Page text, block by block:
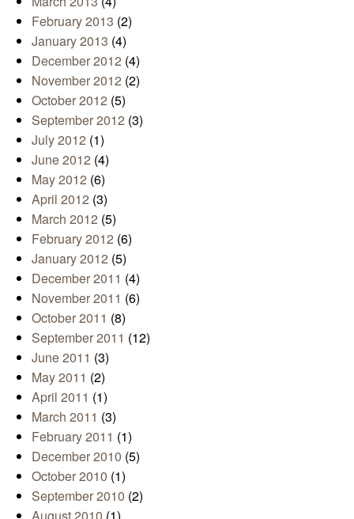
February 2013 (2)
January 2013 (4)
December 2012 (4)
November 2012 (2)
October 2012 (5)
September 2012 (3)
July 2012 (1)
June 2012 (4)
May 2012 (6)
April 2012 (3)
March 2012 (5)
February 2012 (6)
January 2012 (5)
December 2011 (4)
November 2011 (6)
October 2011 (8)
September 2011 (12)
June 2011 (3)
May 2011 (2)
April 2011 (1)
March 2011 (3)
February 2011 (1)
December 2010 (5)
October 2010 (1)
September 2010 (2)